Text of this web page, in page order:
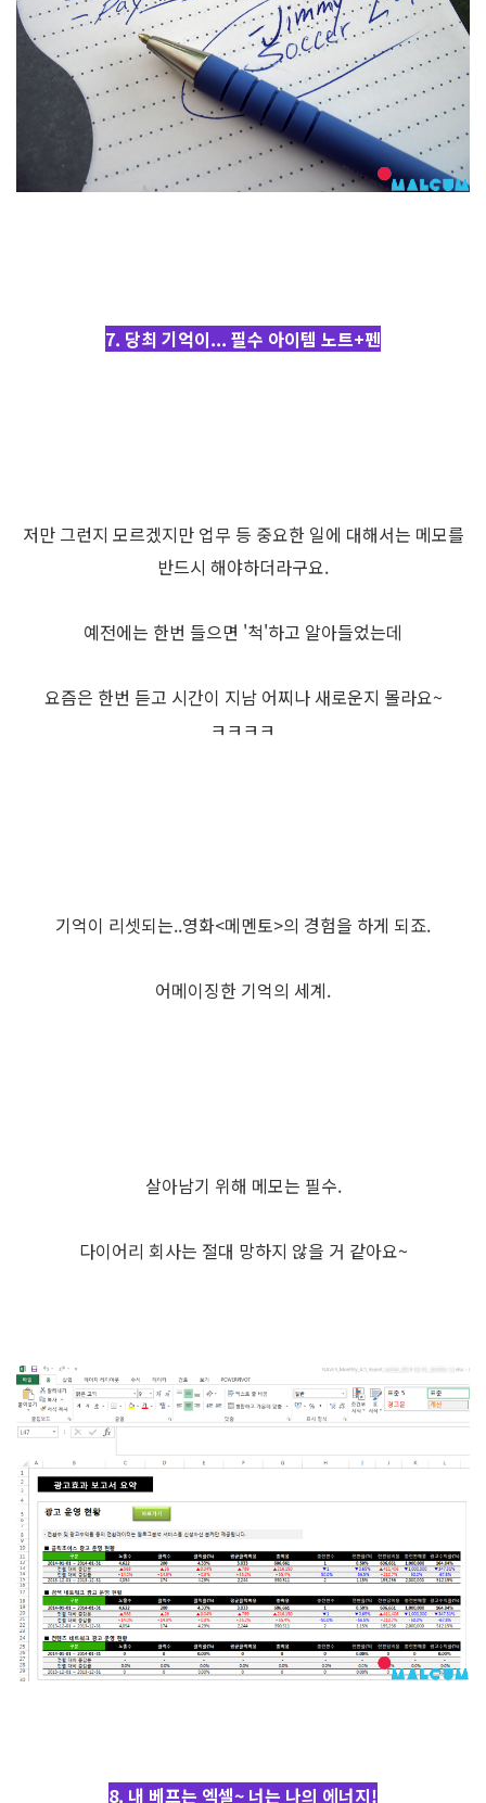
7. 당최 기억이... 필수 아이템 노트+펜
저만 그런지 모르겠지만 업무 등 중요한 일에 대해서는 메모를
반드시 해야하더라구요.
예전에는 한번 들으면 '척'하고 알아들었는데
요즘은 한번 듣고 시간이 지남 어찌나 새로운지 몰라요~
ㅋㅋㅋㅋ
기억이 리셋되는..영화<메멘토>의 경험을 하게 되죠.
어메이징한 기억의 세계.
살아남기 위해 메모는 필수.
다이어리 회사는 절대 망하지 않을 거 같아요~
8. 내 베프는 엑셀~ 너는 나의 에너지!